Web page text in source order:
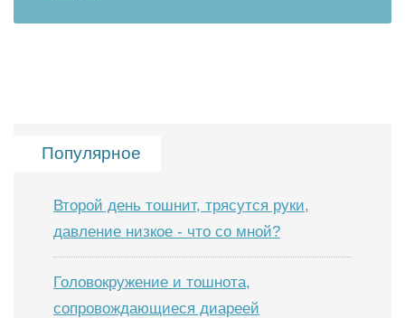
Популярное
Второй день тошнит, трясутся руки,
давление низкое - что со мной?
Головокружение и тошнота,
сопровождающиеся диареей